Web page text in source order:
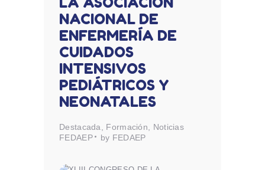
NACIONAL DE
ENFERMERÍA DE
CUIDADOS
INTENSIVOS
PEDIÁTRICOS Y
NEONATALES
Destacada Formación
Noticias
FEDAEP
by FEDAEP